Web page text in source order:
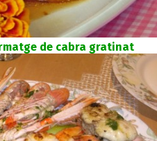
de cabra gratinat